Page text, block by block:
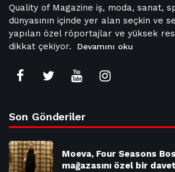
Quality of Magazine iş, moda, sanat,
dünyasının içinde yer alan seçkin ve
yapılan özel röportajlar ve yüksek
dikkat çekiyor.
Devamını oku
Son Gönderiler
Moeva, Four Seasons
mağazasını özel bir